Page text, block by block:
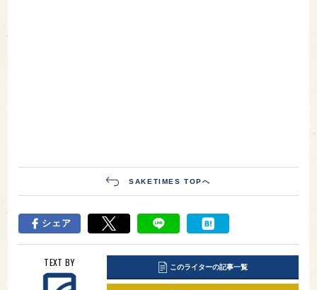
SAKETIMES TOPへ
シェア
TEXT BY このライターの記事一覧